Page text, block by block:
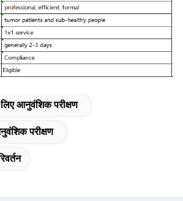
आनुवंशिक परीक्षण
परीक्षण